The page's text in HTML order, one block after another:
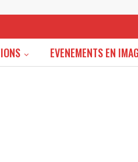
EVENEMENTS EN